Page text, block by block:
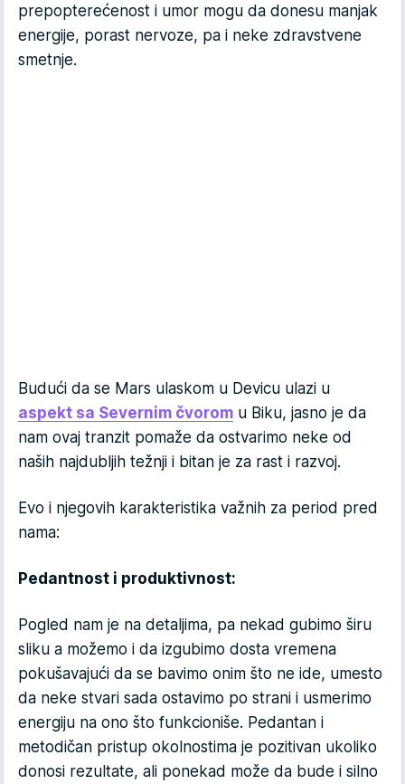
prepopterećenost i umor mogu da donesu manjak
energije, porast nervoze, pa i neke zdravstvene
smetnje.
Budući da se Mars ulaskom u Devicu ulazi u
aspekt sa Severnim čvorom u Biku, jasno je da
nam ovaj tranzit pomaže da ostvarimo neke od
naših najdubljih težnji i bitan je za rast i razvoj.
Evo i njegovih karakteristika važnih za period pred
nama:
Pedantnost i produktivnost:
Pogled nam je na detaljima, pa nekad gubimo širu
sliku a možemo i da izgubimo dosta vremena
pokušavajući da se bavimo onim što ne ide, umesto
da neke stvari sada ostavimo po strani i usmerimo
energiju na ono što funkcioniše. Pedantan i
metodičan pristup okolnostima je pozitivan ukoliko
donosi rezultate, ali ponekad može da bude i silno